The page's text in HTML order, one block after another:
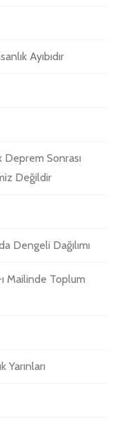
Ayıbıdır
Sonrası
Değildir
Dengeli Dağılımı
Mailinde Toplum
Yarınları